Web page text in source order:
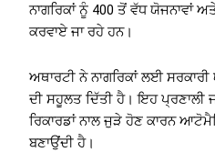
ਨਾਗਰਿਕਾਂ ਨੂੰ 400 ਤੋਂ ਵੱਧ ਯੋਜਨਾਵਾਂ
ਕਰਵਾਏ ਜਾ ਰਹੇ ਹਨ।
ਅਥਾਰਟੀ ਨੇ ਨਾਗਰਿਕਾਂ ਲਈ
ਦੀ ਸਹੂਲਤ ਦਿੱਤੀ ਹੈ। ਇਹ
ਰਿਕਾਰਡਾਂ ਨਾਲ ਜੁੜੇ ਹੋਣ ਕਾਰਨ
ਬਣਾਉਂਦੀ ਹੈ।